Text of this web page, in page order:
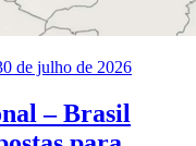
de julho de 2026
– Brasil